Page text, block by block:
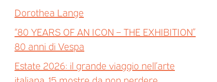
Dorothea Lange
“80 YEARS OF AN ICON – THE EXHIBITION”
80 anni di Vespa
Estate 2026: il grande viaggio nell’arte